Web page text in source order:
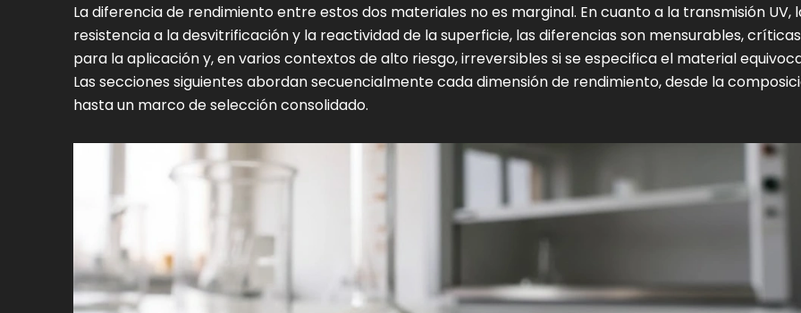
La diferencia de rendimiento entre estos dos materiales no es marginal. En cuanto a la transmisión UV,
resistencia a la desvitrificación y la reactividad de la superficie, las diferencias son mensurables, críticas
para la aplicación y, en varios contextos de alto riesgo, irreversibles si se especifica el material
Las secciones siguientes abordan secuencialmente cada dimensión de rendimiento, desde la
hasta un marco de selección consolidado.